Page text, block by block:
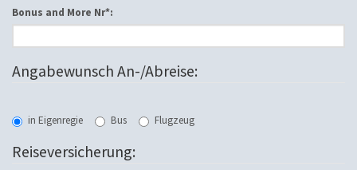
Bonus and More Nr*:
Angabewunsch An-/Abreise:
in Eigenregie Bus Flugzeug
Reiseversicherung: